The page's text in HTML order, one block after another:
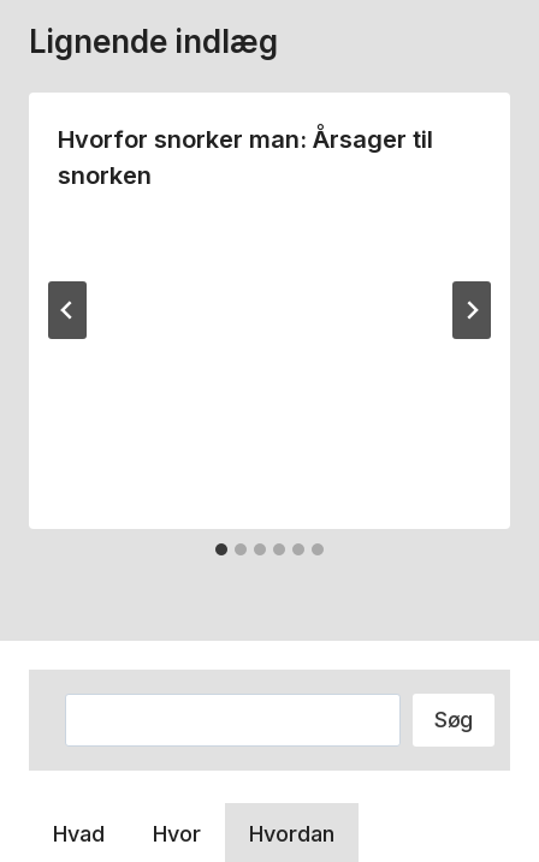
Lignende indlæg
Hvorfor snorker man: Årsager til
snorken
Søg
Hvad Hvor Hvordan